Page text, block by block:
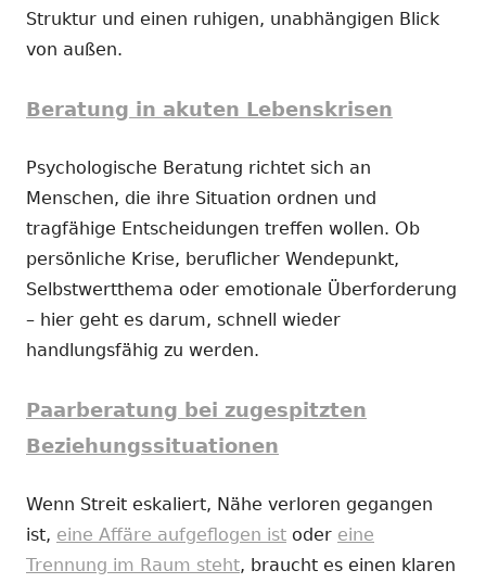
Struktur und einen ruhigen, unabhängigen Blick
von außen.
Beratung in akuten Lebenskrisen
Psychologische Beratung richtet sich an
Menschen, die ihre Situation ordnen und
tragfähige Entscheidungen treffen wollen. Ob
persönliche Krise, beruflicher Wendepunkt,
Selbstwertthema oder emotionale Überforderung
– hier geht es darum, schnell wieder
handlungsfähig zu werden.
Paarberatung bei zugespitzten
Beziehungssituationen
Wenn Streit eskaliert, Nähe verloren gegangen
ist, eine Affäre aufgeflogen ist oder eine
Trennung im Raum steht, braucht es einen klaren